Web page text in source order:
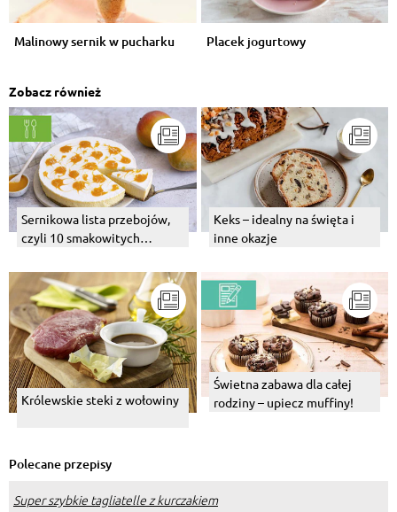
Malinowy sernik w pucharku Placek jogurtowy
Zobacz również
Sernikowa lista przebojów,
czyli 10 smakowitych
Keks – idealny na święta i
inne okazje
Królewskie steki z wołowiny
Świetna zabawa dla całej
rodziny – upiecz muffiny!
Polecane przepisy
Super szybkie tagliatelle z kurczakiem